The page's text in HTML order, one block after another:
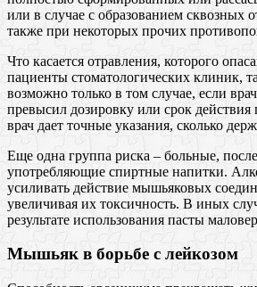
или в случае с образованием сквозных
также при некоторых прочих
Что касается отравления, которого
пациенты стоматологических клиник,
возможно только в том случае, если
превысил дозировку или срок действия
врач дает точные указания, сколько
Еще одна группа риска – больные,
употребляющие спиртные напитки.
усиливать действие мышьяковых
увеличивая их токсичность. В иных
результате использования пасты
Мышьяк в борьбе с лейкозом